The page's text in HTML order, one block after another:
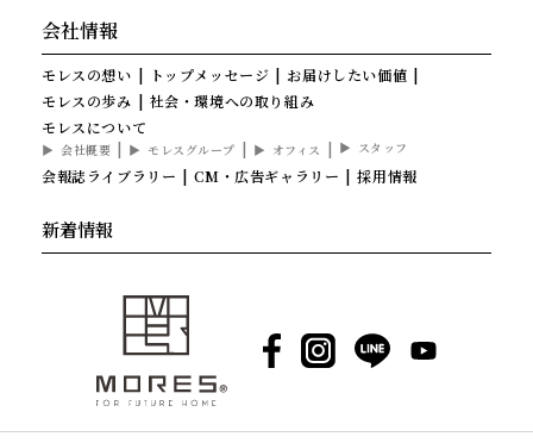
会社情報
モレスの想い トップメッセージ
お届けしたい価値
モレスの歩み
社会・環境への取り組み
モレスについて
会社概要 モレスグループ オフィス スタッフ
会報誌ライブラリー CM・広告ギャラリー 採用情報
新着情報
Facebook
Instagram
LINE YouTube